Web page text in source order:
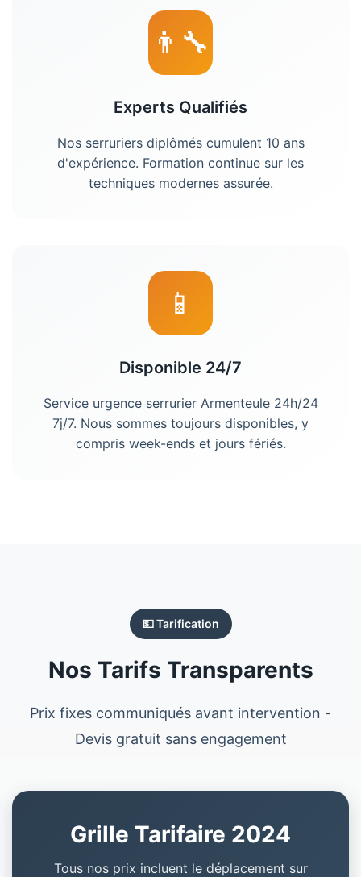
👨‍🔧
Experts Qualifiés
Nos serruriersdiplômés cumulent 10 ans
d'expérience. Formation continue sur les
techniques modernes assurée.
📱
Disponible 24/7
Service urgence serrurier Armenteule24h/24
7j/7. Nous sommes toujours disponibles, y
compris week-ends et jours fériés.
💵 Tarification
Nos Tarifs Transparents
Prix fixes communiqués avant intervention -
Devis gratuit sans engagement
Grille Tarifaire 2024
Tous nos prix incluent le déplacement sur